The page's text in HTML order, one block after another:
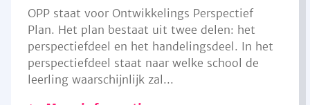
OPP staat voor Ontwikkelings Perspectief
Plan. Het plan bestaat uit twee delen: het
perspectiefdeel en het handelingsdeel. In het
perspectiefdeel staat naar welke school de
leerling waarschijnlijk zal...